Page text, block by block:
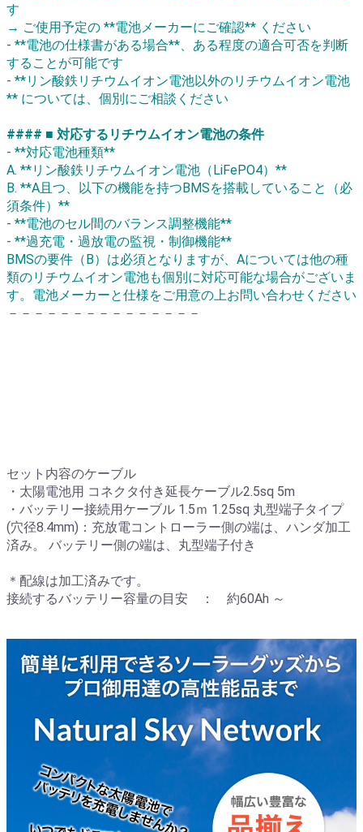
す
→ ご使用予定の **電池メーカーにご確認** ください
- **電池の仕様書がある場合**、ある程度の適合可否を判断
することが可能です
- **リン酸鉄リチウムイオン電池以外のリチウムイオン電池
** については、個別にご相談ください
#### ■ 対応するリチウムイオン電池の条件
- **対応電池種類**
A. **リン酸鉄リチウムイオン電池（LiFePO4）**
B. **A且つ、以下の機能を持つBMSを搭載していること（必
須条件）**
- **電池のセル間のバランス調整機能**
- **過充電・過放電の監視・制御機能**
BMSの要件（B）は必須となりますが、Aについては他の種
類のリチウムイオン電池も個別に対応可能な場合がございま
す。電池メーカーと仕様をご用意の上お問い合わせください
－－－－－－－－－－－－－－－
セット内容のケーブル
・太陽電池用 コネクタ付き延長ケーブル2.5sq 5m
・バッテリー接続用ケーブル 1.5ｍ 1.25sq 丸型端子タイプ
(穴径8.4mm)：充放電コントローラー側の端は、ハンダ加工
済み。 バッテリー側の端は、丸型端子付き
＊配線は加工済みです。
接続するバッテリー容量の目安 ： 約60Ah ～